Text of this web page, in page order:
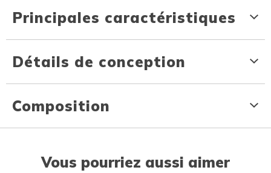
Principales caractéristiques
Détails de conception
Composition
Vous pourriez aussi aimer